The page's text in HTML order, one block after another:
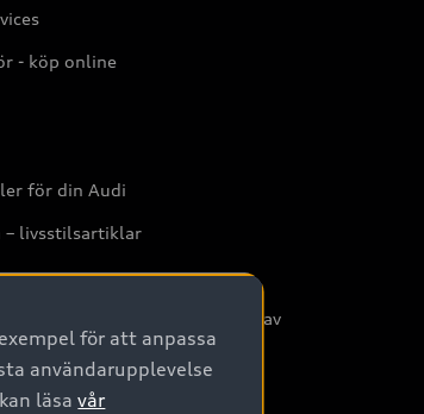
- köp online
för din Audi
– livsstilsartiklar
ned - Hur påverkas min bil av
för att anpassa
användarupplevelse
läsavår